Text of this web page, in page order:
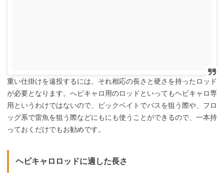
重い仕掛けを遠投するには、それ相応の長さと硬さを持ったロッド
が必要となります。へビキャロ用のロッドといってもヘビキャロ専
用というわけではないので、ビックベイトでバスを狙う際や、フロ
ッグ系で雷魚を狙う際などにもにも使うことができるので、一本持
っておくだけでもお勧めです。
ヘビキャロロッドに適した長さ